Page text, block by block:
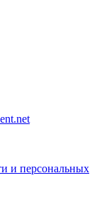
и персональных